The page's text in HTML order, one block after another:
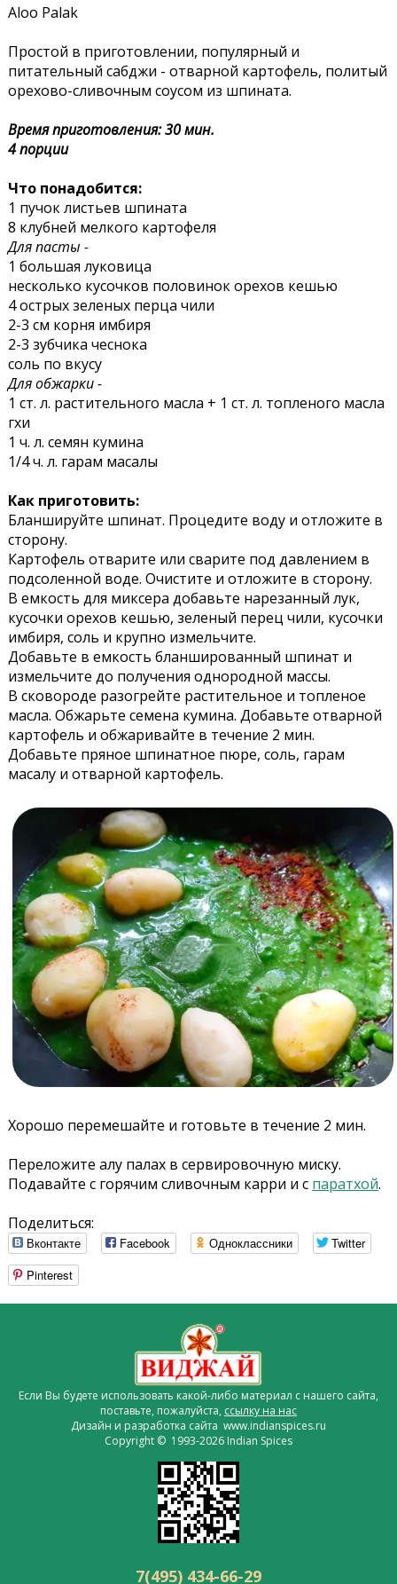
Aloo Palak
Простой в приготовлении, популярный и
питательный сабджи - отварной картофель, политый
орехово-сливочным соусом из шпината.
Время приготовления: 30 мин.
4 порции
Что понадобится:
1 пучок листьев шпината
8 клубней мелкого картофеля
Для пасты -
1 большая луковица
несколько кусочков половинок орехов кешью
4 острых зеленых перца чили
2-3 см корня имбиря
2-3 зубчика чеснока
соль по вкусу
Для обжарки -
1 ст. л. растительного масла + 1 ст. л. топленого масла
гхи
1 ч. л. семян кумина
1/4 ч. л. гарам масалы
Как приготовить:
Бланшируйте шпинат. Процедите воду и отложите в
сторону.
Картофель отварите или сварите под давлением в
подсоленной воде. Очистите и отложите в сторону.
В емкость для миксера добавьте нарезанный лук,
кусочки орехов кешью, зеленый перец чили, кусочки
имбиря, соль и крупно измельчите.
Добавьте в емкость бланшированный шпинат и
измельчите до получения однородной массы.
В сковороде разогрейте растительное и топленое
масла. Обжарьте семена кумина. Добавьте отварной
картофель и обжаривайте в течение 2 мин.
Добавьте пряное шпинатное пюре, соль, гарам
масалу и отварной картофель.
Хорошо перемешайте и готовьте в течение 2 мин.
Переложите алу палах в сервировочную миску.
Подавайте с горячим сливочным карри и с паратхой.
Поделиться:
Вконтакте Facebook Одноклассники
Twitter
Pinterest
Если Вы будете использовать какой-либо материал с нашего сайта,
поставьте, пожалуйста, ссылку на нас
Дизайн и разработка сайта www.indianspices.ru
Copyright © 1993-2026 Indian Spices
7(495) 434-66-29